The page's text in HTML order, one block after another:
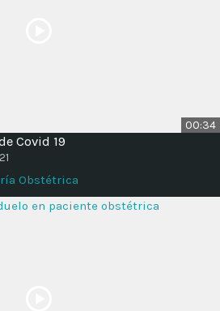
00:34
Covid 19
Obstétrica